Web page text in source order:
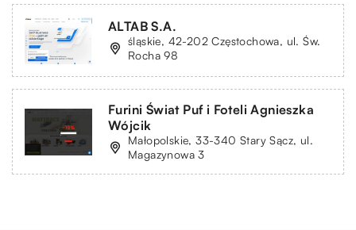
ALTAB S.A.
śląskie, 42-202 Częstochowa, ul. Św.
Rocha 98
Furini Świat Puf i Foteli Agnieszka
Wójcik
Małopolskie, 33-340 Stary Sącz, ul.
Magazynowa 3